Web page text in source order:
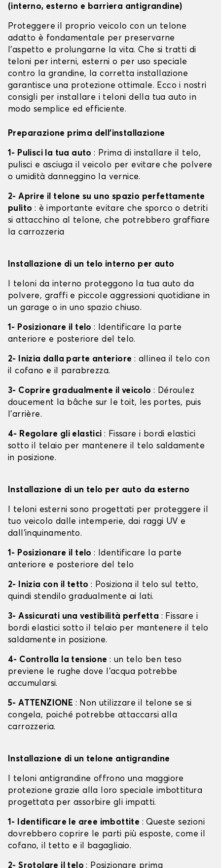
(interno, esterno e barriera antigrandine)
Proteggere il proprio veicolo con un telone
adatto è fondamentale per preservarne
l'aspetto e prolungarne la vita. Che si tratti di
teloni per interni, esterni o per uso speciale
contro la grandine, la corretta installazione
garantisce una protezione ottimale. Ecco i nostri
consigli per installare i teloni della tua auto in
modo semplice ed efficiente.
Preparazione prima dell'installazione
1- Pulisci la tua auto: Prima di installare il telo,
pulisci e asciuga il veicolo per evitare che polvere
o umidità danneggino la vernice.
2- Aprire il telone su uno spazio perfettamente
pulito : è importante evitare che sporco o detriti
si attacchino al telone, che potrebbero graffiare
la carrozzeria
Installazione di un telo interno per auto
I teloni da interno proteggono la tua auto da
polvere, graffi e piccole aggressioni quotidiane in
un garage o in uno spazio chiuso.
1- Posizionare il telo: Identificare la parte
anteriore e posteriore del telo.
2- Inizia dalla parte anteriore : allinea il telo con
il cofano e il parabrezza.
3- Coprire gradualmente il veicolo : Déroulez
doucement la bâche sur le toit, les portes, puis
l'arrière.
4- Regolare gli elastici : Fissare i bordi elastici
sotto il telaio per mantenere il telo saldamente
in posizione.
Installazione di un telo per auto da esterno
I teloni esterni sono progettati per proteggere il
tuo veicolo dalle intemperie, dai raggi UV e
dall'inquinamento.
1- Posizionare il telo: Identificare la parte
anteriore e posteriore del telo
2- Inizia con il tetto: Posiziona il telo sul tetto,
quindi stendilo gradualmente ai lati.
3- Assicurati una vestibilità perfetta : Fissare i
bordi elastici sotto il telaio per mantenere il telo
saldamente in posizione.
4- Controlla la tensione : un telo ben teso
previene le rughe dove l'acqua potrebbe
accumularsi.
5- ATTENZIONE : Non utilizzare il telone se si
congela, poiché potrebbe attaccarsi alla
carrozzeria.
Installazione di un telone antigrandine
I teloni antigrandine offrono una maggiore
protezione grazie alla loro speciale imbottitura
progettata per assorbire gli impatti.
1- Identificare le aree imbottite : Queste sezioni
dovrebbero coprire le parti più esposte, come il
cofano, il tetto e il bagagliaio.
2- Srotolare il telo: Posizionare prima